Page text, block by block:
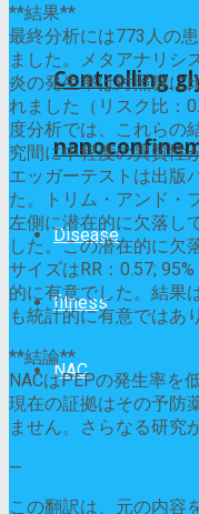
Controlling
Disease
fitness
NAC
**結果**
最終分析には773人の
ました。メタアナリシ
炎の発生率は対照群に
れました（リスク比：
度分析では、これらの
究間に中程度の異質性
エッガーテストは出版
た。トリム・アンド・
左側に潜在的に欠落し
した。この潜在的に欠
サイズはRR：0.57;
的に有意でした。結果
も統計的に有意ではあ
**結論**
NACはPEPの発生率を
現在の証拠はその予防
ません。さらなる研究
—
この翻訳は、元の内容